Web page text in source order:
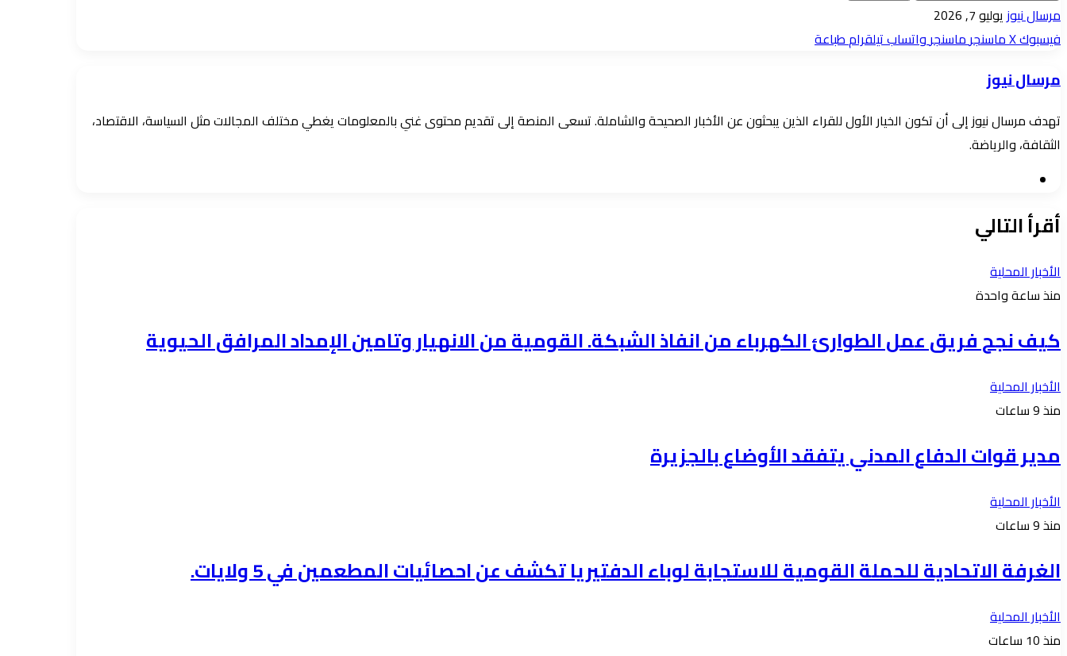
مرسال نيوز أرسل
بريدا
يوليو 7, 2026
فيسبوك‫Xماسنجرماسنجرواتسابتيلقرامطباعة
مرسال نيوز
تهدف مرسال نيوز إلى أن تكون الخيار الأول للقراء الذين يبحثون عن الأخبار الصحيحة والشاملة. تسعى المنصة إلى تقديم محتوى غني بالمعلومات يغطي مختلف المجالات مثل السياسة، الاقتصاد،
الثقافة، والرياضة.
أقرأ التالي
الأخبار المحلية
منذ ساعة واحدة
كيف نجح فريق عمل الطوارئ الكهرباء من انفاذ الشبكة. القومية من الانهيار وتامين الإمداد المرافق الحيوية
الأخبار المحلية
منذ 9 ساعات
مدير قوات الدفاع المدني يتفقد الأوضاع بالجزيرة
الأخبار المحلية
منذ 9 ساعات
الغرفة الاتحادية للحملة القومية للاستجابة لوباء الدفتيريا تكشف عن احصائيات المطعمين في 5 ولايات.
الأخبار المحلية
منذ 10 ساعات